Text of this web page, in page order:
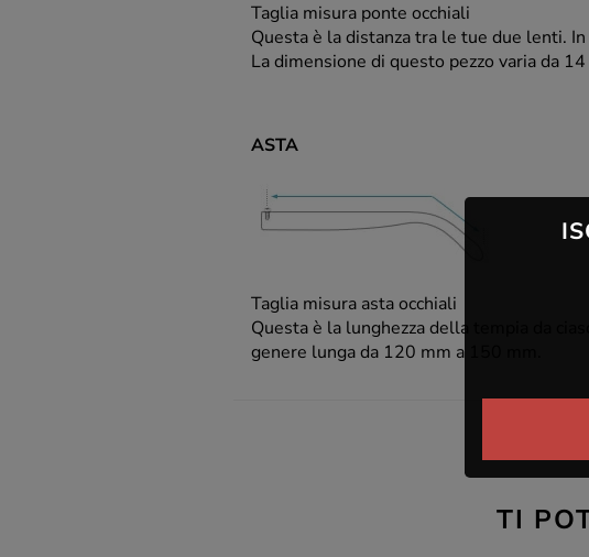
Taglia misura ponte occhiali
Questa è la distanza tra le tue due lenti.
La dimensione di questo pezzo varia da
ASTA
Taglia misura asta occhiali
Questa è la lunghezza della tempia da
genere lunga da 120 mm a 150 mm.
TI